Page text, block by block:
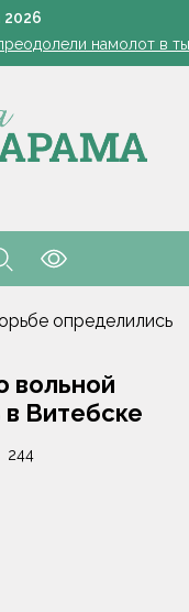
2026работодателей
намолот в
колодец в
ускорить
работодателей
определились
вольной
Витебске
244